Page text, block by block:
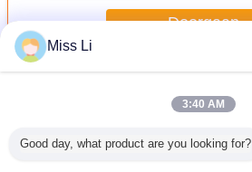
Doorgaan
MeerSchimmelinvoeringen
Miss Li
3:40 AM
Good day, what product are you looking for?